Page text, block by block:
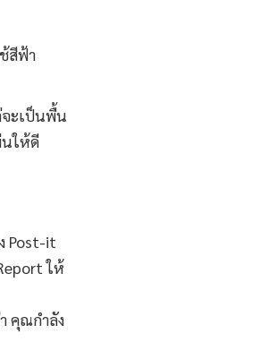
สีฟ้า
ะเป็นพื้น
นให้ดี
Post-it
ให้
คุณกำลัง